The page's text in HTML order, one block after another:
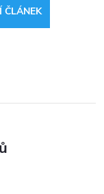
ČLÁNEK